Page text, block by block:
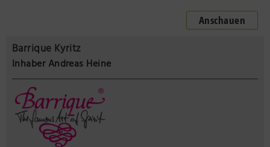
Anschauen
Barrique Kyritz
Inhaber Andreas Heine